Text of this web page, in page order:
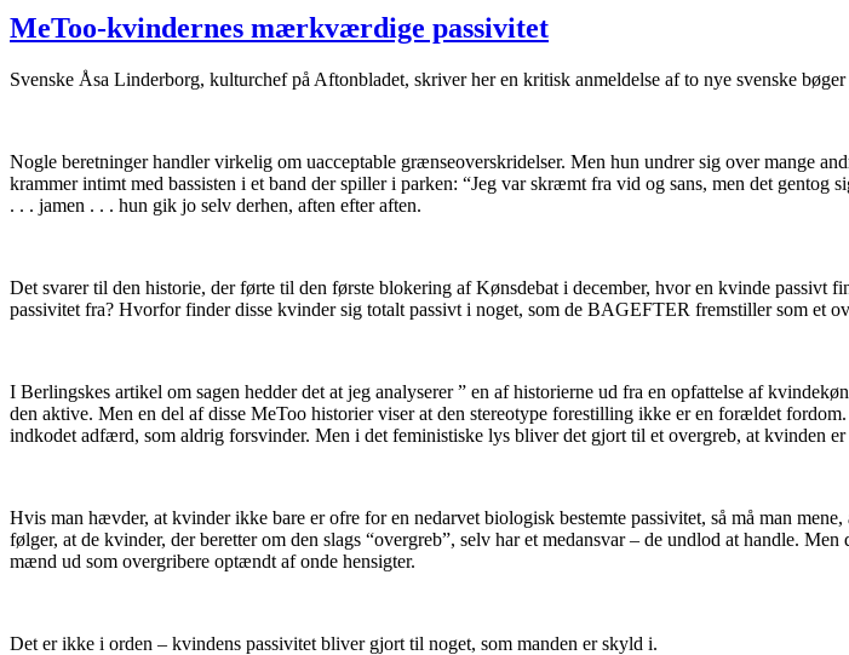
MeToo-kvindernes mærkværdige passivitet
Svenske Åsa Linderborg, kulturchef på Aftonbladet, skriver her en kritisk anmeldelse af to nye svenske
Nogle beretninger handler virkelig om uacceptable grænseoverskridelser. Men hun undrer sig over mange
krammer intimt med bassisten i et band der spiller i parken: “Jeg var skræmt fra vid og sans, men det
. . . jamen . . . hun gik jo selv derhen, aften efter aften.
Det svarer til den historie, der førte til den første blokering af Kønsdebat i december, hvor en kvinde
passivitet fra? Hvorfor finder disse kvinder sig totalt passivt i noget, som de BAGEFTER fremstiller som et
I Berlingskes artikel om sagen hedder det at jeg analyserer ” en af historierne ud fra en opfattelse af
den aktive. Men en del af disse MeToo historier viser at den stereotype forestilling ikke er en forældet
indkodet adfærd, som aldrig forsvinder. Men i det feministiske lys bliver det gjort til et overgreb, at kvinden er
Hvis man hævder, at kvinder ikke bare er ofre for en nedarvet biologisk bestemte passivitet, så må man
følger, at de kvinder, der beretter om den slags “overgreb”, selv har et medansvar – de undlod at handle.
mænd ud som overgribere optændt af onde hensigter.
Det er ikke i orden – kvindens passivitet bliver gjort til noget, som manden er skyld i.